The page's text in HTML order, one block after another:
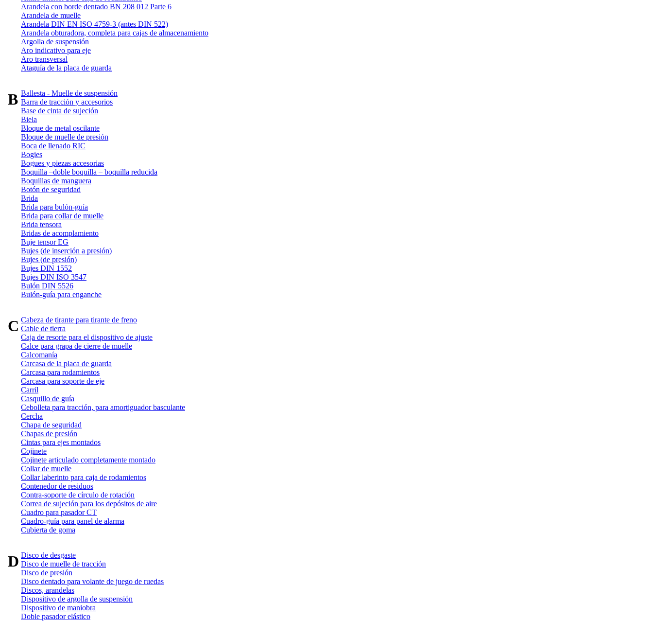
Arandela con borde dentado BN 208 012 Parte 6
Arandela de muelle
Arandela DIN EN ISO 4759-3 (antes DIN 522)
Arandela obturadora, completa para cajas de almacenamiento
Argolla de suspensión
Aro indicativo para eje
Aro transversal
Ataguía de la placa de guarda
BBallesta - Muelle de suspensión
Barra de tracción y accesorios
Base de cinta de sujeción
Biela
Bloque de metal oscilante
Bloque de muelle de presión
Boca de llenado RIC
Bogies
Bogues y piezas accesorias
Boquilla –doble boquilla – boquilla reducida
Boquillas de manguera
Botón de seguridad
Brida
Brida para bulón-guía
Brida para collar de muelle
Brida tensora
Bridas de acomplamiento
Buje tensor EG
Bujes (de inserción a presión)
Bujes (de presión)
Bujes DIN 1552
Bujes DIN ISO 3547
Bulón DIN 5526
Bulón-guía para enganche
CCabeza de tirante para tirante de freno
Cable de tierra
Caja de resorte para el dispositivo de ajuste
Calce para grapa de cierre de muelle
Calcomanía
Carcasa de la placa de guarda
Carcasa para rodamientos
Carcasa para soporte de eje
Carril
Casquillo de guía
Cebolleta para tracción, para amortiguador basculante
Cercha
Chapa de seguridad
Chapas de presión
Cintas para ejes montados
Cojinete
Cojinete articulado completamente montado
Collar de muelle
Collar laberinto para caja de rodamientos
Contenedor de residuos
Contra-soporte de círculo de rotación
Correa de sujeción para los depósitos de aire
Cuadro para pasador CT
Cuadro-guía para panel de alarma
Cubierta de goma
DDisco de desgaste
Disco de muelle de tracción
Disco de presión
Disco dentado para volante de juego de ruedas
Discos, arandelas
Dispositivo de argolla de suspensión
Dispositivo de maniobra
Doble pasador elástico